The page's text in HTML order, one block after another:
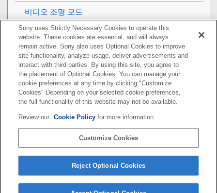
비디오 조명 모드
보기
카메라의 사용자 설정
네트워크 기능 사용하기
컴퓨터 사용하기
MENU 항목 목록
사전 주의 사항/본 제품
문제가 발생했을 때는
Sony uses Strictly Necessary Cookies to operate this
website. These cookies are essential, and will always
remain active. Sony also uses Optional Cookies to improve
site functionality, analyze usage, deliver advertisements and
interact with third parties. By using this site, you agree to
the placement of Optional Cookies. You can manage your
cookie preferences at any time by clicking "Customize
Cookies" Depending on your selected cookie preferences,
the full functionality of this website may not be available.
Review our Cookie Policyfor more information.
Customize Cookies
Reject Optional Cookies